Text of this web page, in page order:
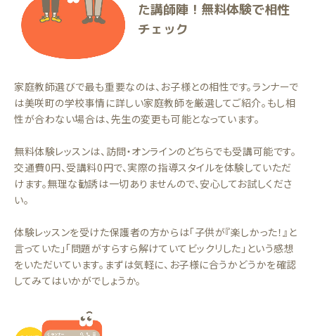
た講師陣！無料体験で相性
チェック
家庭教師選びで最も重要なのは、お子様との相性です。ランナーで
は美咲町の学校事情に詳しい家庭教師を厳選してご紹介。もし相
性が合わない場合は、先生の変更も可能となっています。
無料体験レッスンは、訪問・オンラインのどちらでも受講可能です。
交通費0円、受講料0円で、実際の指導スタイルを体験していただ
けます。無理な勧誘は一切ありませんので、安心してお試しくださ
い。
体験レッスンを受けた保護者の方からは「子供が『楽しかった！』と
言っていた」「問題がすらすら解けていてビックリした」という感想
をいただいています。まずは気軽に、お子様に合うかどうかを確認
してみてはいかがでしょうか。